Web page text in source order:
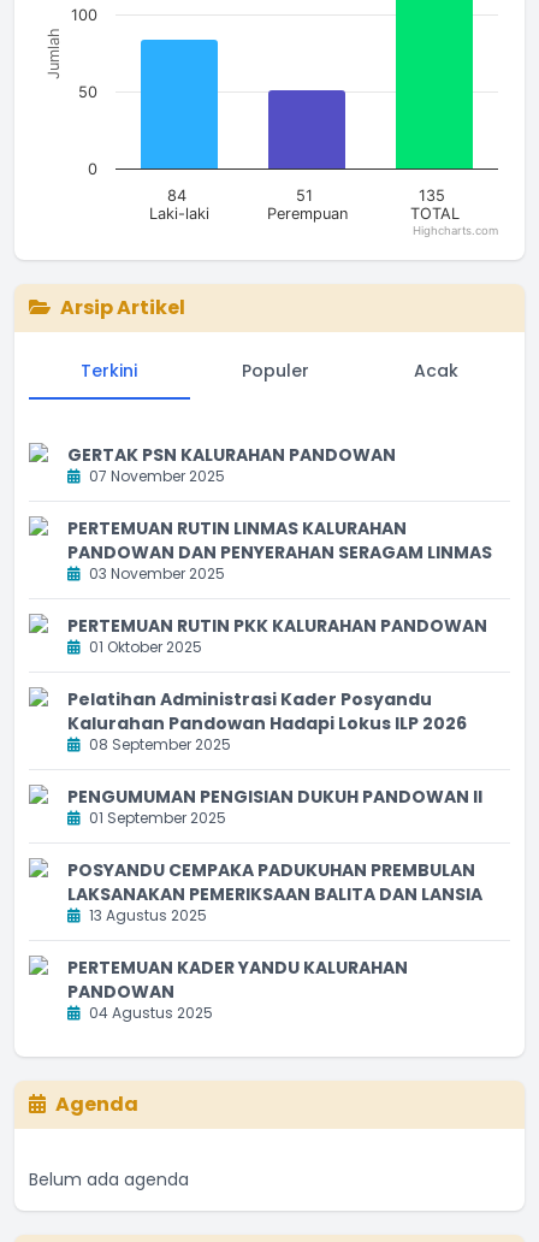
Jumlah
84
Laki-laki
51
Perempuan
135
TOTAL
0
50
100
Highcharts.com
Arsip Artikel
Terkini Populer Acak
GERTAK PSN KALURAHAN PANDOWAN
07 November 2025
PERTEMUAN RUTIN LINMAS KALURAHAN
PANDOWAN DAN PENYERAHAN SERAGAM LINMAS
03 November 2025
PERTEMUAN RUTIN PKK KALURAHAN PANDOWAN
01 Oktober 2025
Pelatihan Administrasi Kader Posyandu
Kalurahan Pandowan Hadapi Lokus ILP 2026
08 September 2025
PENGUMUMAN PENGISIAN DUKUH PANDOWAN II
01 September 2025
POSYANDU CEMPAKA PADUKUHAN PREMBULAN
LAKSANAKAN PEMERIKSAAN BALITA DAN LANSIA
13 Agustus 2025
PERTEMUAN KADER YANDU KALURAHAN
PANDOWAN
04 Agustus 2025
Agenda
Belum ada agenda